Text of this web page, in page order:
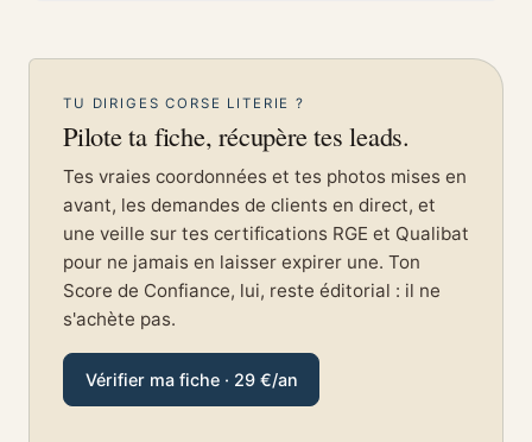
TU DIRIGES CORSE LITERIE ?
Pilote ta fiche, récupère tes leads.
Tes vraies coordonnées et tes photos mises en
avant, les demandes de clients en direct, et
une veille sur tes certifications RGE et Qualibat
pour ne jamais en laisser expirer une. Ton
Score de Confiance, lui, reste éditorial : il ne
s'achète pas.
Vérifier ma fiche · 29 €/an